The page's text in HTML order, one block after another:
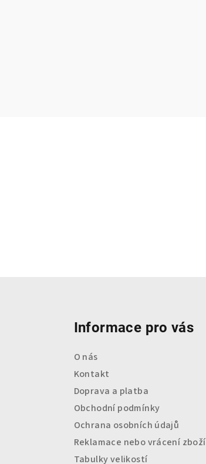
Informace pro vás
O nás
Kontakt
Doprava a platba
Obchodní podmínky
Ochrana osobních údajů
Reklamace nebo vrácení zboží
Tabulky velikostí